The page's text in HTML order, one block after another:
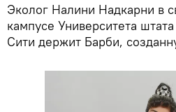
Эколог Налини Надкарни в
кампусе Университета
Сити держит Барби,